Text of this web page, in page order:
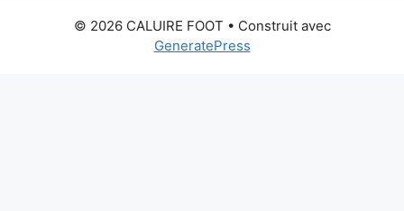
© 2026 CALUIRE FOOT • Construit avec
GeneratePress